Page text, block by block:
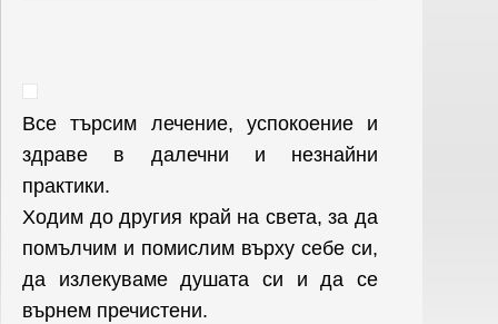
Все търсим лечение, успокоение и
здраве в далечни и незнайни
практики.
Ходим до другия край на света, за да
помълчим и помислим върху себе си,
да излекуваме душата си и да се
върнем пречистени.